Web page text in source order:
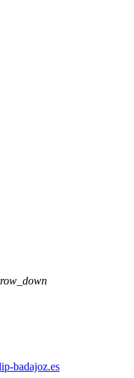
badajoz.es